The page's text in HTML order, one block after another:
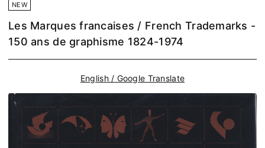
NEW
Les Marques francaises / French Trademarks -
150 ans de graphisme 1824-1974
English / Google Translate